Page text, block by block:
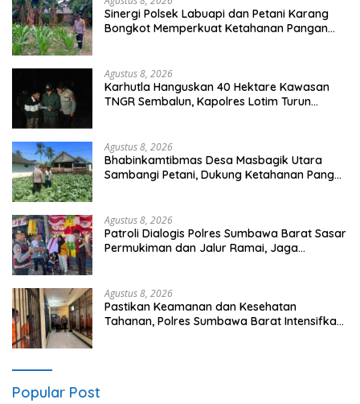
Sinergi Polsek Labuapi dan Petani Karang
Bongkot Memperkuat Ketahanan Pangan
Agustus 8, 2026
Karhutla Hanguskan 40 Hektare Kawasan
TNGR Sembalun, Kapolres Lotim Turun
Agustus 8, 2026
Bhabinkamtibmas Desa Masbagik Utara
Sambangi Petani, Dukung Ketahanan Pangan
Agustus 8, 2026
Patroli Dialogis Polres Sumbawa Barat Sasar
Permukiman dan Jalur Ramai, Jaga
Agustus 8, 2026
Pastikan Keamanan dan Kesehatan
Tahanan, Polres Sumbawa Barat Intensifkan
Popular Post